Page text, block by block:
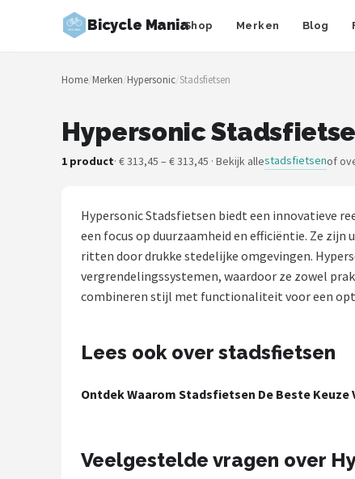
Bicycle ManiaShop Merken Blog
Zoeken
NAVIGATIE
Merken
Fietsroutes
Kinderfietsen
Elektrische fietsen
Mountainbikes
POPULAIRE MERKEN
Home/Merken/Hypersonic/Stadsfietsen
Hypersonic
1 product· € 313,45 – € 313,45 · Bekijk allestadsfietsenof
Hypersonic Stadsfietsen biedt een innovatieve
een focus op duurzaamheid en efficiëntie. Ze
ritten door drukke stedelijke omgevingen.
vergrendelingssystemen, waardoor ze zowel
combineren stijl met functionaliteit voor een
Lees ook over stadsfietsen
Ontdek Waarom Stadsfietsen De Beste
Veelgestelde vragen over